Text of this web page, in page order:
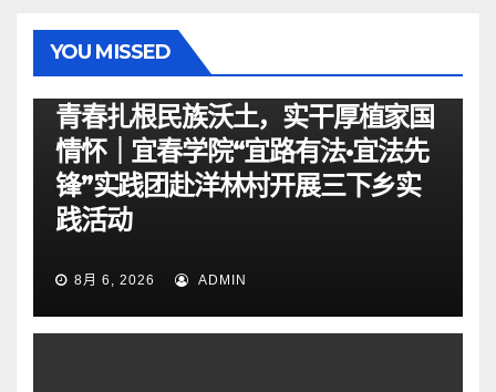
YOU MISSED
青春扎根民族沃土，实干厚植家国
情怀｜宜春学院“宜路有法•宜法先
锋”实践团赴洋林村开展三下乡实
践活动
8月 6, 2026 ADMIN